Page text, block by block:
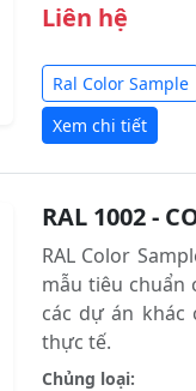
Liên hệ
Ral Color Sample
Xem chi tiết
RAL 1002 -
RAL Color
mẫu tiêu chuẩn
các dự án khác
thực tế.
Chủng loại: